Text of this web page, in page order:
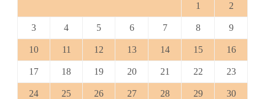
1 2
3 4 5 6 7 8 9
10 11 12 13 14 15 16
17 18 19 20 21 22 23
24 25 26 27 28 29 30